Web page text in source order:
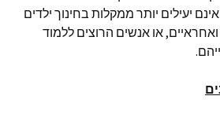
יעילים יותר ממקלות בחינוך ילדים
או אנשים הרוצים ללמוד